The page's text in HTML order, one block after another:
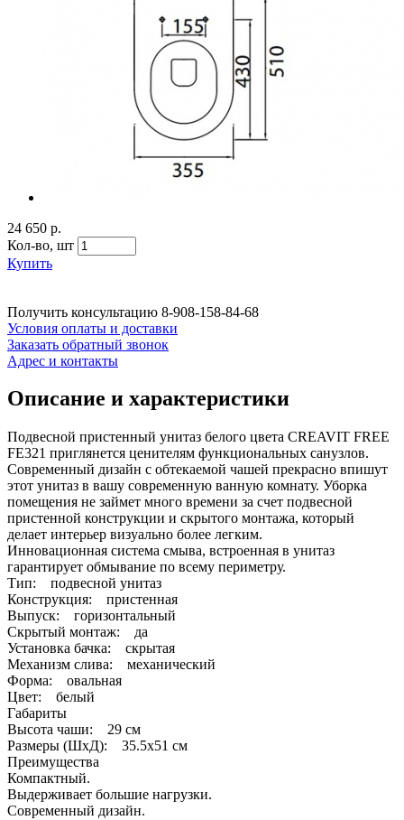
24 650 р.
Кол-во, шт
Купить
Получить консультацию 8-908-158-84-68
Условия оплаты и доставки
Заказать обратный звонок
Адрес и контакты
Описание и характеристики
Подвесной пристенный унитаз белого цвета CREAVIT FREE
FE321 приглянется ценителям функциональных санузлов.
Современный дизайн с обтекаемой чашей прекрасно впишут
этот унитаз в вашу современную ванную комнату. Уборка
помещения не займет много времени за счет подвесной
пристенной конструкции и скрытого монтажа, который
делает интерьер визуально более легким.
Инновационная система смыва, встроенная в унитаз
гарантирует обмывание по всему периметру.
Тип: подвесной унитаз
Конструкция: пристенная
Выпуск: горизонтальный
Скрытый монтаж: да
Установка бачка: скрытая
Механизм слива: механический
Форма: овальная
Цвет: белый
Габариты
Высота чаши: 29 см
Размеры (ШхД): 35.5x51 см
Преимущества
Компактный.
Выдерживает большие нагрузки.
Современный дизайн.